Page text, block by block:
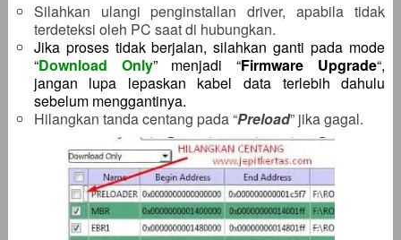
Silahkan ulangi penginstallan driver, apabila tidak
terdeteksi oleh PC saat di hubungkan.
Jika proses tidak berjalan, silahkan ganti pada mode
“Download Only” menjadi “Firmware Upgrade“,
jangan lupa lepaskan kabel data terlebih dahulu
sebelum menggantinya.
Hilangkan tanda centang pada “Preload” jika gagal.